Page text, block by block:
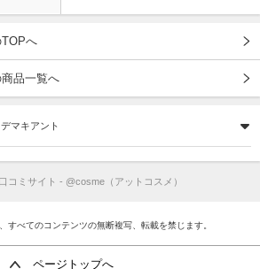
へ
品一覧へ
マキアント
コミサイト - @cosme（アットコスメ）
すべてのコンテンツの無断複写、転載を禁じます。
ページトップへ